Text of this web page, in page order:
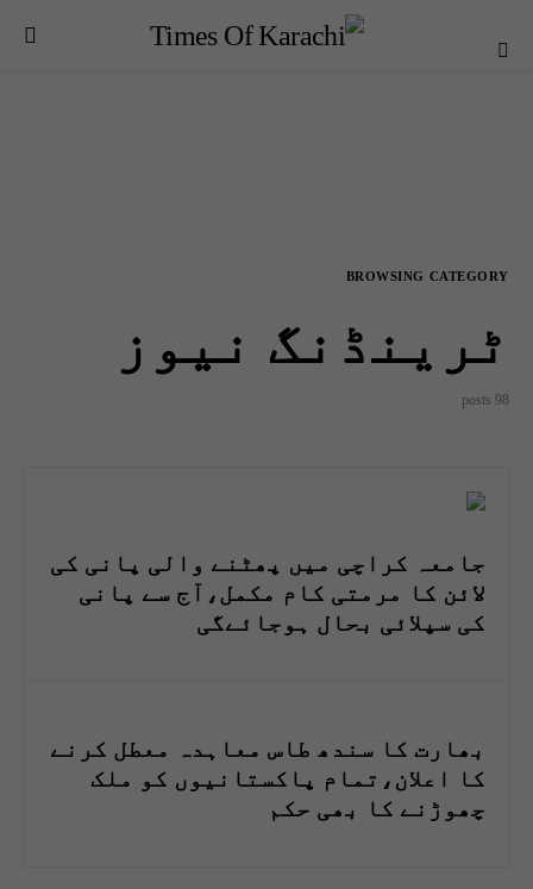
BROWSING CATEGORY
ٹرینڈنگ نیوز
98 posts
جامعہ کراچی میں پھٹنے والی پانی کی
لائن کا مرمتی کام مکمل،آج سے پانی
کی سپلائی بحال ہوجائےگی
بھارت کا سندھ طاس معاہدہ معطل کرنے
کا اعلان،تمام پاکستانیوں کو ملک
چھوڑنے کا بھی حکم